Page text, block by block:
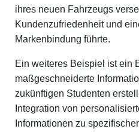
ihres neuen Fahrzeugs
Kundenzufriedenheit und
Markenbindung führte.
Ein weiteres Beispiel ist ein
maßgeschneiderte
zukünftigen Studenten
Integration von
Informationen zu